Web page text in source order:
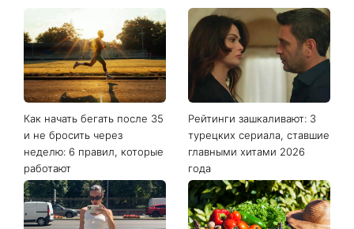
Как начать бегать после 35
и не бросить через
неделю: 6 правил, которые
работают
Рейтинги зашкаливают: 3
турецких сериала, ставшие
главными хитами 2026
года